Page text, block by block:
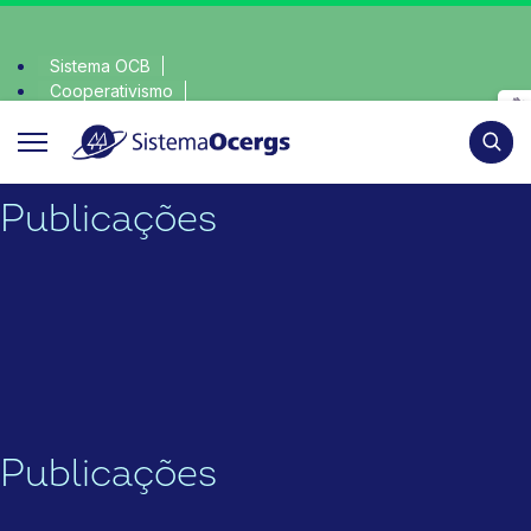
Sistema OCB
Cooperativismo
Publicações
Publicações